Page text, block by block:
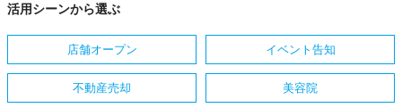
活用シーンから選ぶ
店舗オープン イベント告知
不動産売却 美容院